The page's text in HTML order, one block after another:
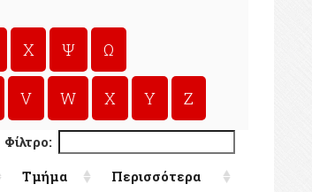
Χ Ψ Ω
V W X Y Z
Φίλτρο:
Τμήμα Περισσότερα